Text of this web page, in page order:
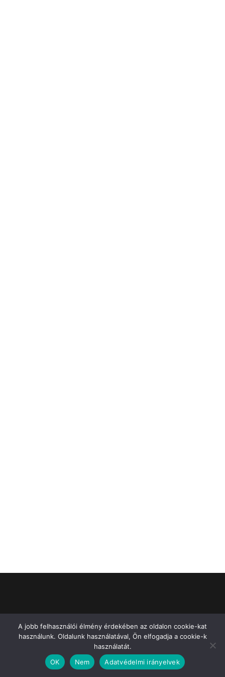
A jobb felhasználói élmény érdekében az oldalon cookie-kat
használunk. Oldalunk használatával, Ön elfogadja a cookie-k
használatát.
OK
Nem Adatvédelmi irányelvek